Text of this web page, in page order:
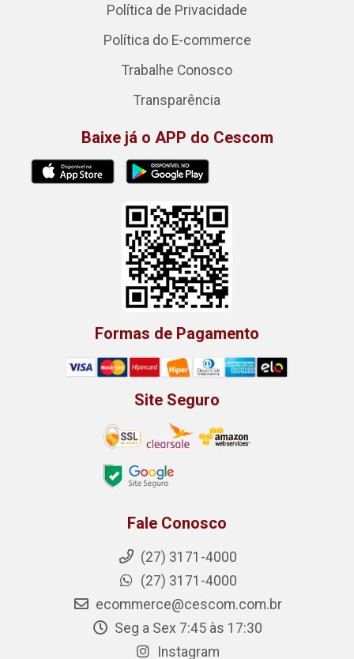
Política de Privacidade
Política do E-commerce
Trabalhe Conosco
Transparência
Baixe já o APP do Cescom
Formas de Pagamento
Site Seguro
Fale Conosco
(27) 3171-4000
(27) 3171-4000
ecommerce@cescom.com.br
Seg a Sex 7:45 às 17:30
Instagram